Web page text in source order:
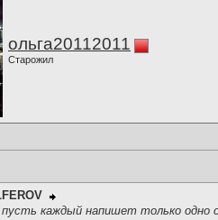
ольга20112011
Старожил
каждый напишет только одно